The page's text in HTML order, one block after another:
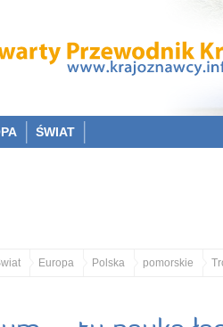
ŚWIAT
Europa Polska pomorskie